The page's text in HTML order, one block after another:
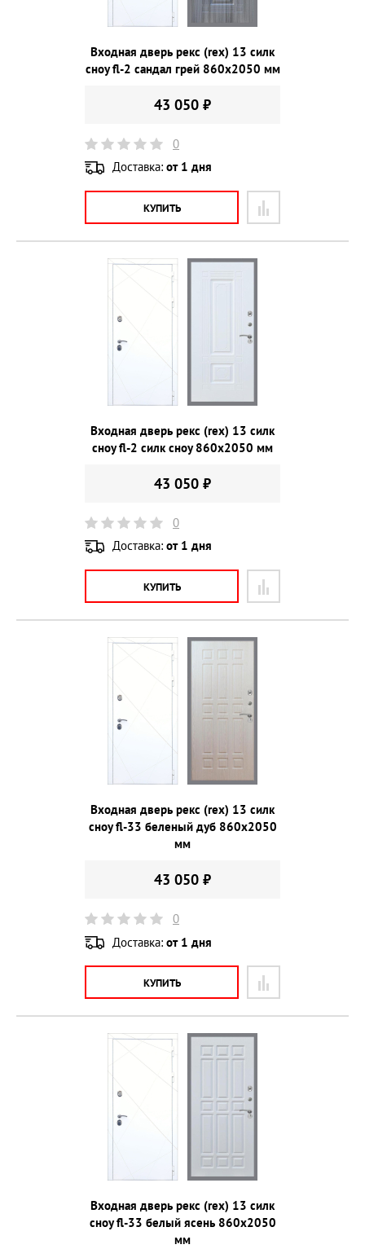
Входная дверь рекс (rex) 13 силк
сноу fl-2 сандал грей 860х2050 мм
43 050 ₽
0
Доставка: от 1 дня
КУПИТЬ
Входная дверь рекс (rex) 13 силк
сноу fl-2 силк сноу 860х2050 мм
43 050 ₽
0
Доставка: от 1 дня
КУПИТЬ
Входная дверь рекс (rex) 13 силк
сноу fl-33 беленый дуб 860х2050
мм
43 050 ₽
0
Доставка: от 1 дня
КУПИТЬ
Входная дверь рекс (rex) 13 силк
сноу fl-33 белый ясень 860х2050
мм